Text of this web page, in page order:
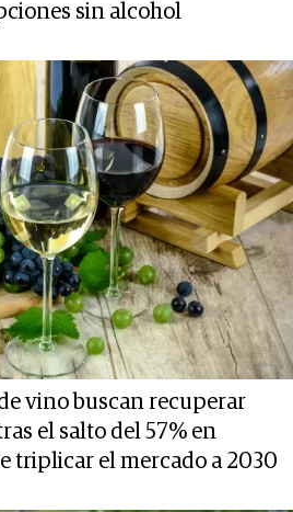
sin alcohol
vino buscan recuperar
el salto del 57% en
triplicar el mercado a 2030